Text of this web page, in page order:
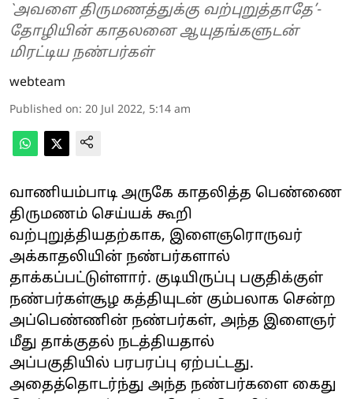
`அவளை திருமணத்துக்கு வற்புறுத்தாதே’-
தோழியின் காதலனை ஆயுதங்களுடன்
மிரட்டிய நண்பர்கள்
webteam
Published on: 20 Jul 2022, 5:14 am
வாணியம்பாடி அருகே காதலித்த பெண்ணை
திருமணம் செய்யக் கூறி
வற்புறுத்தியதற்காக, இளைஞரொருவர்
அக்காதலியின் நண்பர்களால்
தாக்கப்பட்டுள்ளார். குடியிருப்பு பகுதிக்குள்
நண்பர்கள்சூழ கத்தியுடன் கும்பலாக சென்ற
அப்பெண்ணின் நண்பர்கள், அந்த இளைஞர்
மீது தாக்குதல் நடத்தியதால்
அப்பகுதியில் பரபரப்பு ஏற்பட்டது.
அதைத்தொடர்ந்து அந்த நண்பர்களை கைது